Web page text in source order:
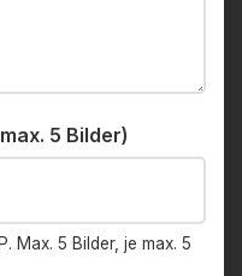
5 Bilder)
Max. 5 Bilder, je max. 5